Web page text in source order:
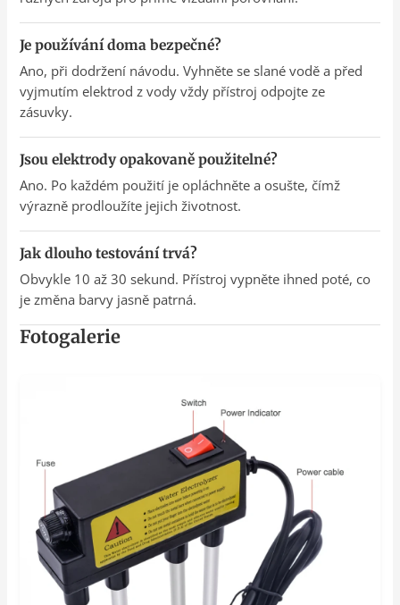
Je používání doma bezpečné?
Ano, při dodržení návodu. Vyhněte se slané vodě a před
vyjmutím elektrod z vody vždy přístroj odpojte ze
zásuvky.
Jsou elektrody opakovaně použitelné?
Ano. Po každém použití je opláchněte a osušte, čímž
výrazně prodloužíte jejich životnost.
Jak dlouho testování trvá?
Obvykle 10 až 30 sekund. Přístroj vypněte ihned poté, co
je změna barvy jasně patrná.
Fotogalerie